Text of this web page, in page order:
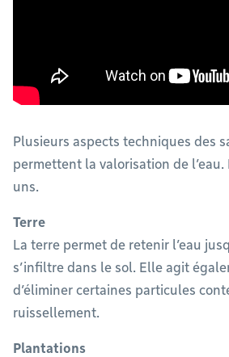
Plusieurs aspects techniques des
permettent la valorisation de
uns.
Terre
La terre permet de retenir l’eau
s’infiltre dans le sol. Elle agit
d’éliminer certaines particules
ruissellement.
Plantations